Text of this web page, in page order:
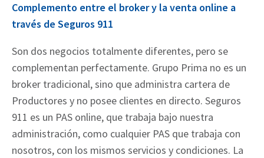
Complemento entre el broker y la venta online a
través de Seguros 911
Son dos negocios totalmente diferentes, pero se
complementan perfectamente. Grupo Prima no es un
broker tradicional, sino que administra cartera de
Productores y no posee clientes en directo. Seguros
911 es un PAS online, que trabaja bajo nuestra
administración, como cualquier PAS que trabaja con
nosotros, con los mismos servicios y condiciones. La